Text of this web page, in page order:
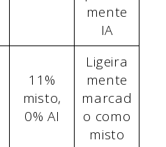
mente
IA
11%
misto,
0% AI
Ligeira
mente
marcad
o como
misto